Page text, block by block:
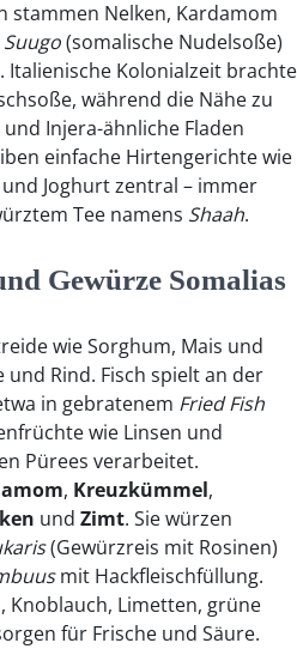
stammen Nelken, Kardamom
Suugo(somalische Nudelsoße)
. Italienische Kolonialzeit brachte
während die Nähe zu
Injera-ähnliche Fladen
einfache Hirtengerichte wie
Joghurt zentral – immer
Tee namens Shaah.
Gewürze Somalias
wie Sorghum, Mais und
und Rind. Fisch spielt an der
in gebratenem Fried Fish
wie Linsen und
Pürees verarbeitet.
, Kreuzkümmel,
und Zimt. Sie würzen
(Gewürzreis mit Rosinen)
mit Hackfleischfüllung.
Knoblauch, Limetten, grüne
für Frische und Säure.